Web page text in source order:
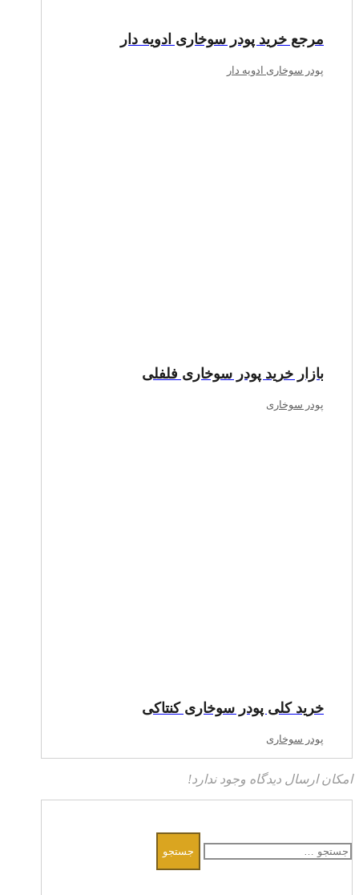
مرجع خرید پودر سوخاری ادویه دار
پودر سوخاری ادویه دار
بازار خرید پودر سوخاری فلفلی
پودر سوخاری
خرید کلی پودر سوخاری کنتاکی
پودر سوخاری
امکان ارسال دیدگاه وجود ندارد!
برای: